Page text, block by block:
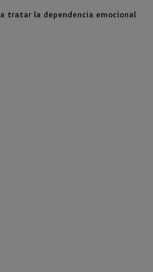
tratar la dependencia emocional